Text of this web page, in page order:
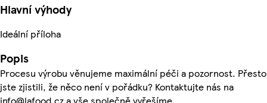
Hlavní výhody
Ideální příloha
Popis
Procesu výrobu věnujeme maximální péči a pozornost. Přesto
jste zjistili, že něco není v pořádku? Kontaktujte nás na
info@lafood.cz a vše společně vyřešíme.